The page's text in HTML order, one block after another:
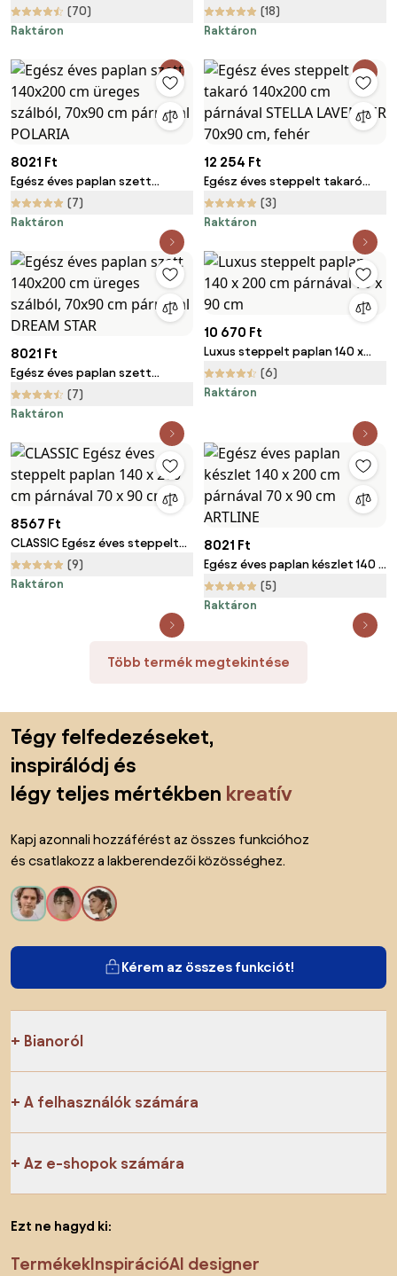
szett 200x220 cm és 2 db
50x70 cm párna
(70)
Raktáron
cm párnával 70 x 90 cm
(18)
Raktáron
8021 Ft
Egész éves paplan szett
140x200 cm üreges szálból,
70x90 cm párnával POLARIA
(7)
Raktáron
12 254 Ft
Egész éves steppelt takaró
140x200 cm párnával STELLA
LAVENDER 70x90 cm, fehér
(3)
Raktáron
8021 Ft
Egész éves paplan szett
140x200 cm üreges szálból,
70x90 cm párnával DREAM STAR
(7)
Raktáron
10 670 Ft
Luxus steppelt paplan 140 x
200 cm párnával 70 x 90 cm
(6)
Raktáron
8567 Ft
CLASSIC Egész éves steppelt
paplan 140 x 200 cm párnával
70 x 90 cm
(9)
Raktáron
8021 Ft
Egész éves paplan készlet 140 x
200 cm párnával 70 x 90 cm
ARTLINE
(5)
Raktáron
Több termék megtekintése
Tégy felfedezéseket,
inspirálódj és
légy teljes mértékben kreatív
Kapj azonnali hozzáférést az összes funkcióhoz
és csatlakozz a lakberendezői közösséghez.
Kérem az összes funkciót!
Bianoról
A felhasználók számára
Az e-shopok számára
Ezt ne hagyd ki:
TermékekInspirációAI designer